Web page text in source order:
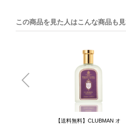
この商品を見た人はこんな商品も
【送料無料】CLUBMAN オ